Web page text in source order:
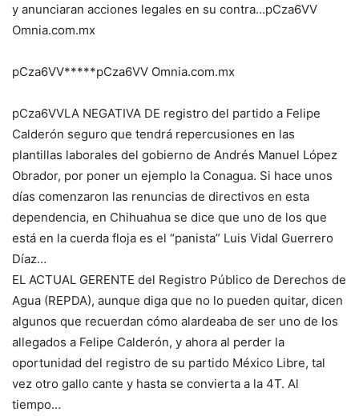
y anunciaran acciones legales en su contra…pCza6VV
Omnia.com.mx
pCza6VV*****pCza6VV Omnia.com.mx
pCza6VVLA NEGATIVA DE registro del partido a Felipe
Calderón seguro que tendrá repercusiones en las
plantillas laborales del gobierno de Andrés Manuel López
Obrador, por poner un ejemplo la Conagua. Si hace unos
días comenzaron las renuncias de directivos en esta
dependencia, en Chihuahua se dice que uno de los que
está en la cuerda floja es el “panista” Luis Vidal Guerrero
Díaz…
EL ACTUAL GERENTE del Registro Público de Derechos de
Agua (REPDA), aunque diga que no lo pueden quitar, dicen
algunos que recuerdan cómo alardeaba de ser uno de los
allegados a Felipe Calderón, y ahora al perder la
oportunidad del registro de su partido México Libre, tal
vez otro gallo cante y hasta se convierta a la 4T. Al
tiempo…